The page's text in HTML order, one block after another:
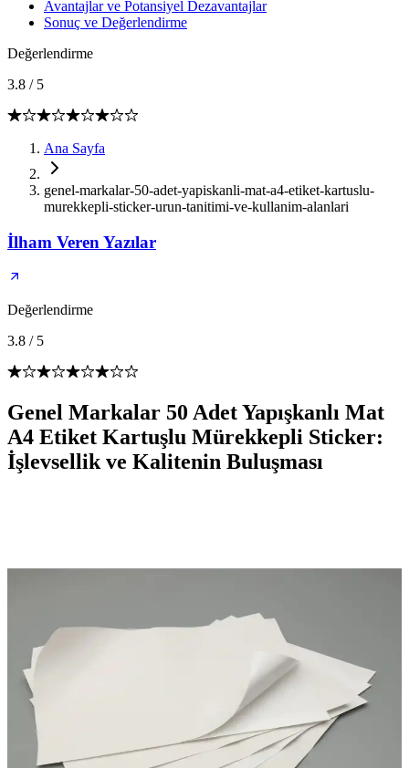
Avantajlar ve Potansiyel Dezavantajlar
Sonuç ve Değerlendirme
Değerlendirme
3.8 / 5
Ana Sayfa
genel-markalar-50-adet-yapiskanli-mat-a4-etiket-kartuslu-
murekkepli-sticker-urun-tanitimi-ve-kullanim-alanlari
İlham Veren Yazılar
Değerlendirme
3.8 / 5
Genel Markalar 50 Adet Yapışkanlı Mat
A4 Etiket Kartuşlu Mürekkepli Sticker:
İşlevsellik ve Kalitenin Buluşması